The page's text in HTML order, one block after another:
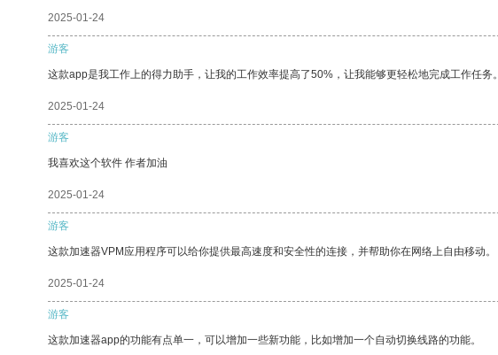
2025-01-24
游客
这款app是我工作上的得力助手，让我的工作效率提高了50%，让我能够更轻松地完成工作任务。
2025-01-24
游客
我喜欢这个软件 作者加油
2025-01-24
游客
这款加速器VPM应用程序可以给你提供最高速度和安全性的连接，并帮助你在网络上自由移动。
2025-01-24
游客
这款加速器app的功能有点单一，可以增加一些新功能，比如增加一个自动切换线路的功能。